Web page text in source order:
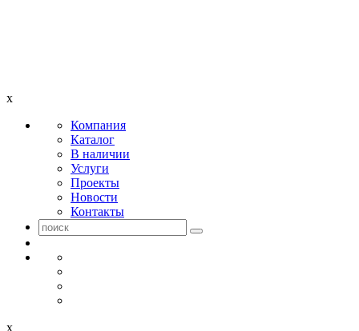
x
Компания
Каталог
В наличии
Услуги
Проекты
Новости
Контакты
x